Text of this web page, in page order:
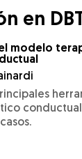
en
modelo